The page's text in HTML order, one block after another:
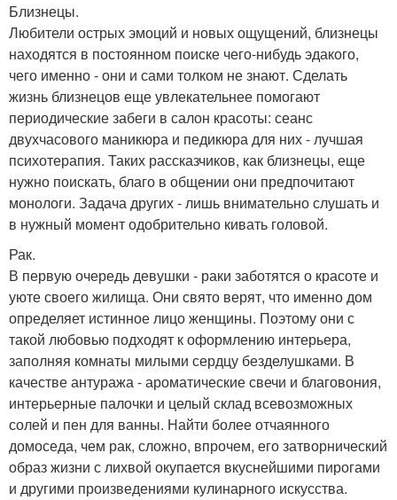
Близнецы.
Любители острых эмоций и новых ощущений, близнецы
находятся в постоянном поиске чего-нибудь эдакого,
чего именно - они и сами толком не знают. Сделать
жизнь близнецов еще увлекательнее помогают
периодические забеги в салон красоты: сеанс
двухчасового маникюра и педикюра для них - лучшая
психотерапия. Таких рассказчиков, как близнецы, еще
нужно поискать, благо в общении они предпочитают
монологи. Задача других - лишь внимательно слушать и
в нужный момент одобрительно кивать головой.
Рак.
В первую очередь девушки - раки заботятся о красоте и
уюте своего жилища. Они свято верят, что именно дом
определяет истинное лицо женщины. Поэтому они с
такой любовью подходят к оформлению интерьера,
заполняя комнаты милыми сердцу безделушками. В
качестве антуража - ароматические свечи и благовония,
интерьерные палочки и целый склад всевозможных
солей и пен для ванны. Найти более отчаянного
домоседа, чем рак, сложно, впрочем, его затворнический
образ жизни с лихвой окупается вкуснейшими пирогами
и другими произведениями кулинарного искусства.